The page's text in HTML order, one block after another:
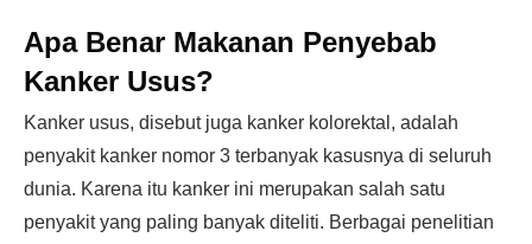
Apa Benar Makanan Penyebab
Kanker Usus?
Kanker usus, disebut juga kanker kolorektal, adalah
penyakit kanker nomor 3 terbanyak kasusnya di seluruh
dunia. Karena itu kanker ini merupakan salah satu
penyakit yang paling banyak diteliti. Berbagai penelitian